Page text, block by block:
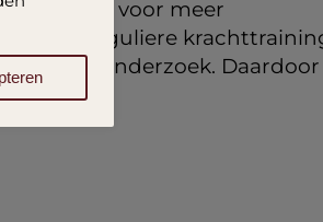
voor meer
een reguliere
onderzoek.